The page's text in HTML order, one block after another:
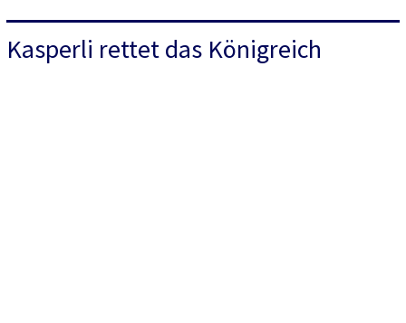
Kasperli rettet das Königreich